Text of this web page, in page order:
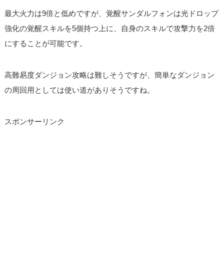
最大火力は9倍と低めですが、覚醒サンダルフォンは光ドロップ
強化の覚醒スキルを5個持つ上に、自身のスキルで攻撃力を2倍
にすることが可能です。
高難易度ダンジョン攻略は難しそうですが、簡単なダンジョン
の周回用としては使い道がありそうですね。
スポンサーリンク